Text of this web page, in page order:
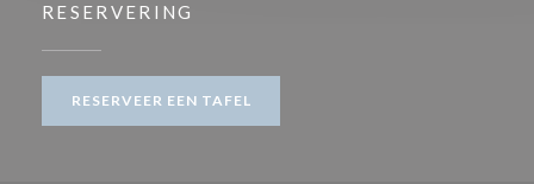
RESERVERING
RESERVEER EEN TAFEL